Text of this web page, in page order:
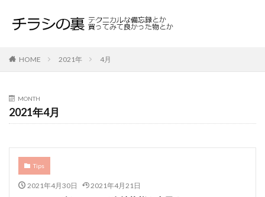
HOME 2021年 4月
MONTH
2021年4月
Tips
2021年4月30日 2021年4月21日